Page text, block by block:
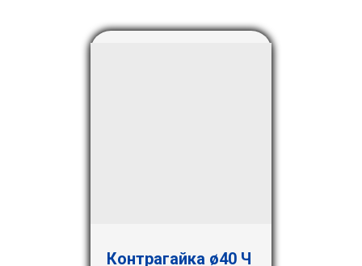
Контрагайка ø40 Ч